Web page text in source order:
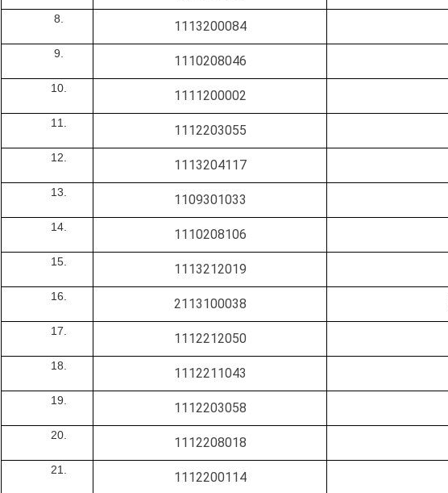
1113200084
1110208046
1111200002
1112203055
1113204117
1109301033
1110208106
1113212019
2113100038
1112212050
1112211043
1112203058
1112208018
1112200114